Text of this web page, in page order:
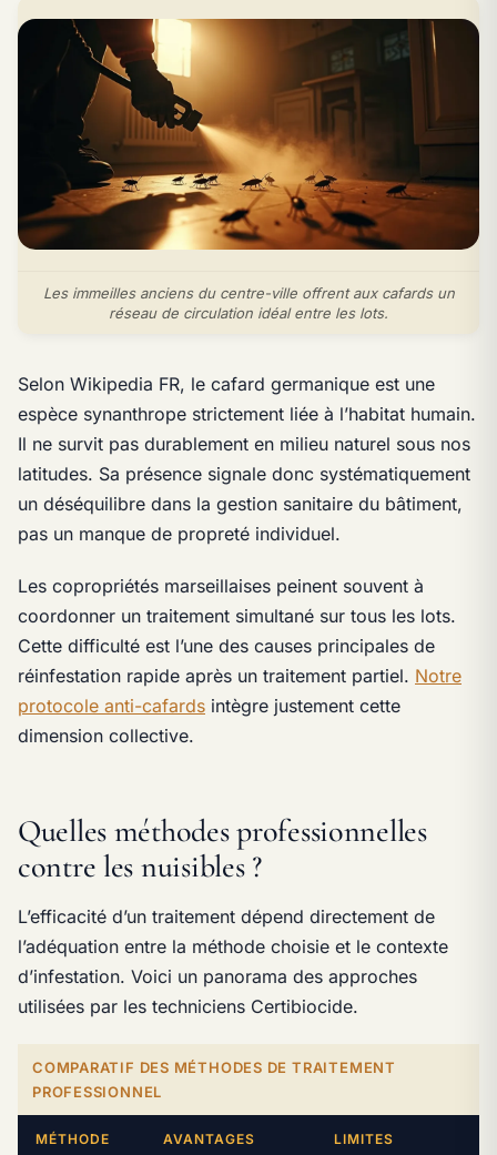
Les immeilles anciens du centre-ville offrent aux cafards un
réseau de circulation idéal entre les lots.
Selon Wikipedia FR, le cafard germanique est une
espèce synanthrope strictement liée à l’habitat humain.
Il ne survit pas durablement en milieu naturel sous nos
latitudes. Sa présence signale donc systématiquement
un déséquilibre dans la gestion sanitaire du bâtiment,
pas un manque de propreté individuel.
Les copropriétés marseillaises peinent souvent à
coordonner un traitement simultané sur tous les lots.
Cette difficulté est l’une des causes principales de
réinfestation rapide après un traitement partiel. Notre
protocole anti-cafards intègre justement cette
dimension collective.
Quelles méthodes professionnelles
contre les nuisibles ?
L’efficacité d’un traitement dépend directement de
l’adéquation entre la méthode choisie et le contexte
d’infestation. Voici un panorama des approches
utilisées par les techniciens Certibiocide.
COMPARATIF DES MÉTHODES DE TRAITEMENT
PROFESSIONNEL
MÉTHODE AVANTAGES LIMITES